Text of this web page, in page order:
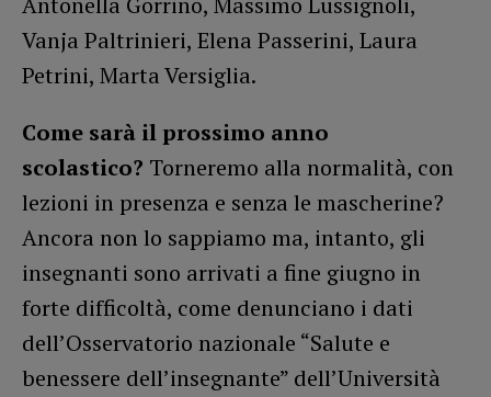
Vanja Paltrinieri, Elena Passerini, Laura
Petrini, Marta Versiglia.
Come sarà il prossimo anno
scolastico? Torneremo alla normalità, con
lezioni in presenza e senza le mascherine?
Ancora non lo sappiamo ma, intanto, gli
insegnanti sono arrivati a fine giugno in
forte difficoltà, come denunciano i dati
dell’Osservatorio nazionale “Salute e
benessere dell’insegnante” dell’Università